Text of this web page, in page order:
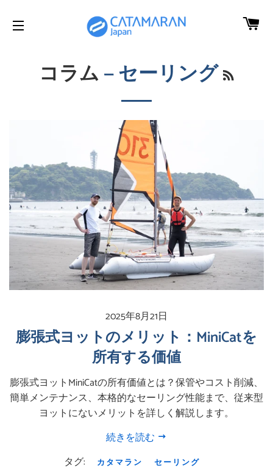
コラム— セーリング
2025年8月21日
膨張式ヨットのメリット：MiniCatを
所有する価値
膨張式ヨットMiniCatの所有価値とは？保管やコスト削減、
簡単メンテナンス、本格的なセーリング性能まで、従来型
ヨットにないメリットを詳しく解説します。
続きを読む
タグ:
カタマラン セーリング